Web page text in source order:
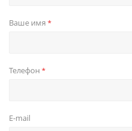
Ваше имя *
Телефон *
E-mail